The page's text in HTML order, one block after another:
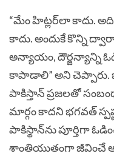
“మేం హిట్లర్‌లా కాదు.
కాదు. అందుకే కొన్ని
అన్యాయం, దౌర్జన్యాన్ని
కాపాడాలి” అని చెప్పారు.
పాకిస్తాన్ ప్రజలతో
మార్గం కాదని భగవత్
పాకిస్థాన్‌ను పూర్తిగా
శాంతియుతంగా జీవించే